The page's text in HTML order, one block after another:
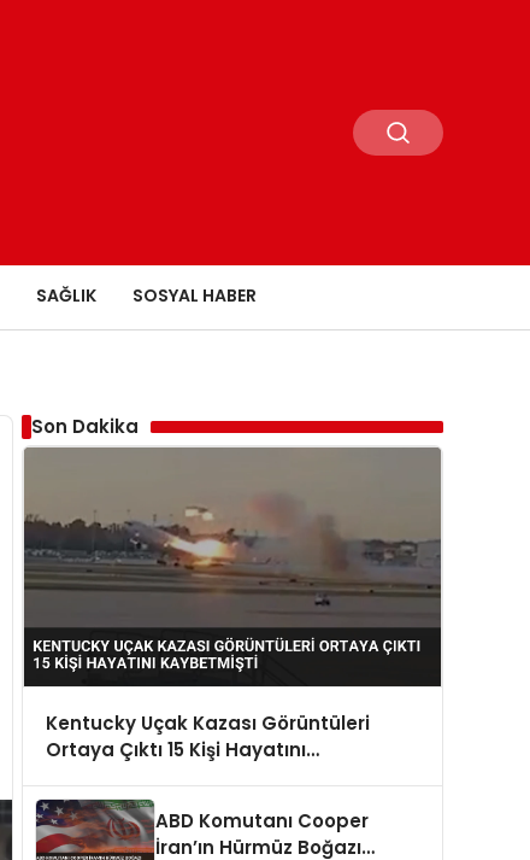
SAĞLIK SOSYAL HABER
Son Dakika
Kentucky Uçak Kazası Görüntüleri
Ortaya Çıktı 15 Kişi Hayatını
ABD Komutanı Cooper
İran’ın Hürmüz Boğazı